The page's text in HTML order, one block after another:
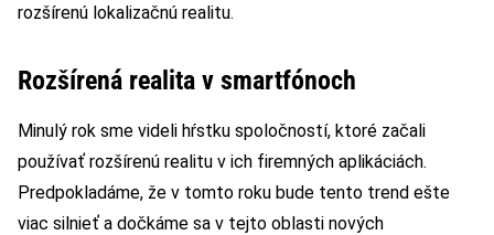
rozšírenú lokalizačnú realitu.
Rozšírená realita v smartfónoch
Minulý rok sme videli hŕstku spoločností, ktoré začali
používať rozšírenú realitu v ich firemných aplikáciách.
Predpokladáme, že v tomto roku bude tento trend ešte
viac silnieť a dočkáme sa v tejto oblasti nových